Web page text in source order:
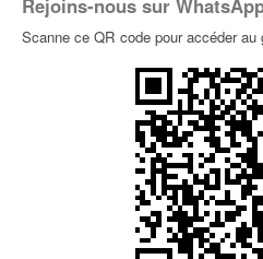
Rejoins-nous sur
Scanne ce QR code pour accéder au
Forums
Venez nous décrire les coins
Modérateurs : Trufito,claude,
les traces sur la Gardiole
Modérateurs : Trufito,claude